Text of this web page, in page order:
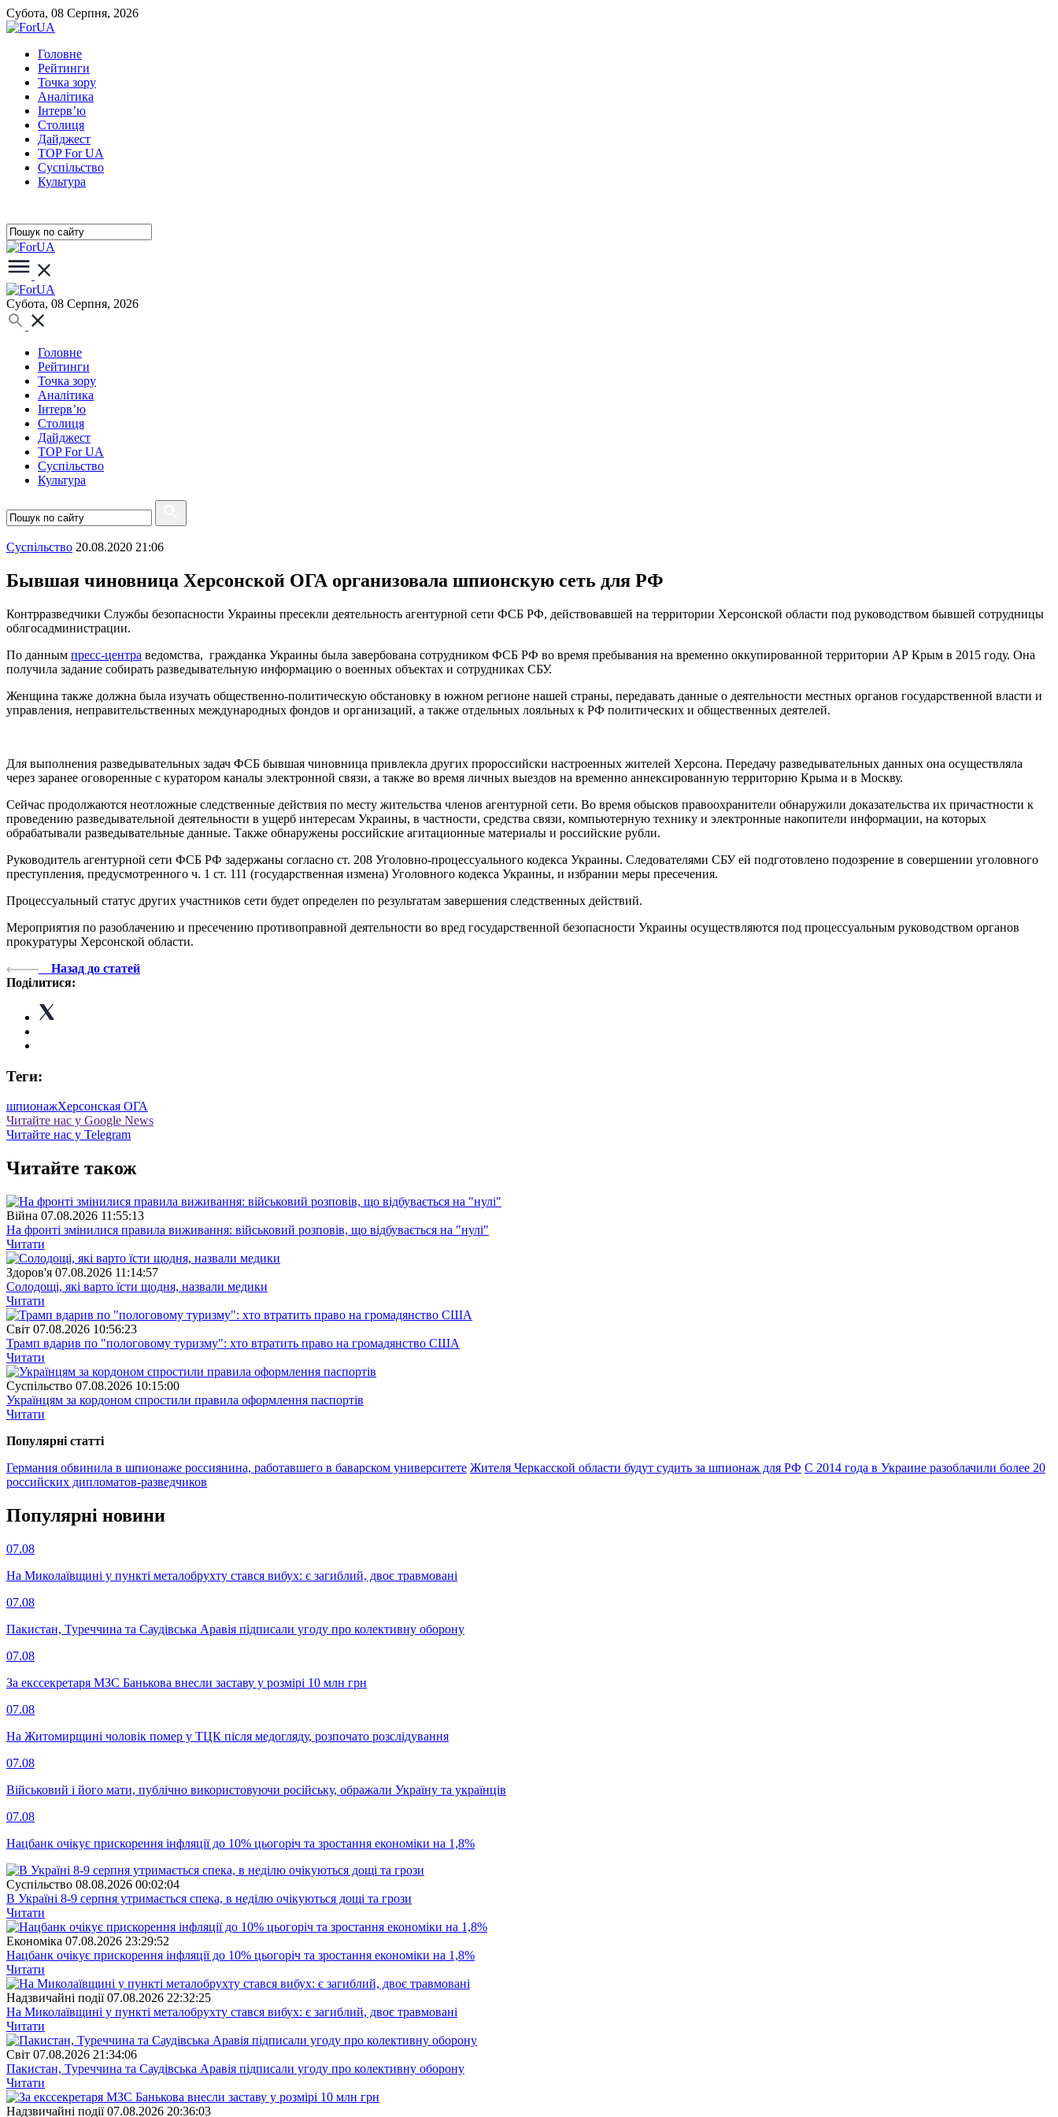
Субота, 08 Серпня, 2026
Головне
Рейтинги
Точка зору
Аналітика
Інтерв’ю
Столиця
Дайджест
TOP For UA
Суспiльство
Культура
Субота, 08 Серпня, 2026
Головне
Рейтинги
Точка зору
Аналітика
Інтерв’ю
Столиця
Дайджест
TOP For UA
Суспiльство
Культура
Суспiльство 20.08.2020 21:06
Бывшая чиновница Херсонской ОГА организовала шпионскую сеть для РФ
Контрразведчики Службы безопасности Украины пресекли деятельность агентурной сети ФСБ РФ, действовавшей на территории Херсонской области под руководством бывшей сотрудницы
облгосадминистрации.
По данным пресс-центра ведомства, гражданка Украины была завербована сотрудником ФСБ РФ во время пребывания на временно оккупированной территории АР Крым в 2015 году. Она
получила задание собирать разведывательную информацию о военных объектах и ​​сотрудниках СБУ.
Женщина также должна была изучать общественно-политическую обстановку в южном регионе нашей страны, передавать данные о деятельности местных органов государственной власти и
управления, неправительственных международных фондов и организаций, а также отдельных лояльных к РФ политических и общественных деятелей.
Для выполнения разведывательных задач ФСБ бывшая чиновница привлекла других пророссийски настроенных жителей Херсона. Передачу разведывательных данных она осуществляла
через заранее оговоренные с куратором каналы электронной связи, а также во время личных выездов на временно аннексированную территорию Крыма и в Москву.
Сейчас продолжаются неотложные следственные действия по месту жительства членов агентурной сети. Во время обысков правоохранители обнаружили доказательства их причастности к
проведению разведывательной деятельности в ущерб интересам Украины, в частности, средства связи, компьютерную технику и электронные накопители информации, на которых
обрабатывали разведывательные данные. Также обнаружены российские агитационные материалы и российские рубли.
Руководитель агентурной сети ФСБ РФ задержаны согласно ст. 208 Уголовно-процессуального кодекса Украины. Следователями СБУ ей подготовлено подозрение в совершении уголовного
преступления, предусмотренного ч. 1 ст. 111 (государственная измена) Уголовного кодекса Украины, и избрании меры пресечения.
Процессуальный статус других участников сети будет определен по результатам завершения следственных действий.
Мероприятия по разоблачению и пресечению противоправной деятельности во вред государственной безопасности Украины осуществляются под процессуальным руководством органов
прокуратуры Херсонской области.
Назад до статей
Поділитися:
Теги:
шпионажХерсонская ОГА
Читайте нас у Google News
Читайте нас у Telegram
Читайте також
Війна 07.08.2026 11:55:13
На фронті змінилися правила виживання: військовий розповів, що відбувається на "нулі"
Читати
Здоров'я 07.08.2026 11:14:57
Солодощі, які варто їсти щодня, назвали медики
Читати
Свiт 07.08.2026 10:56:23
Трамп вдарив по "пологовому туризму": хто втратить право на громадянство США
Читати
Суспiльство 07.08.2026 10:15:00
Українцям за кордоном спростили правила оформлення паспортів
Читати
Популярнi статтi
Германия обвинила в шпионаже россиянина, работавшего в баварском университете Жителя Черкасской области будут судить за шпионаж для РФ С 2014 года в Украине разоблачили более 20
российских дипломатов-разведчиков
Популярнi новини
07.08
На Миколаївщині у пункті металобрухту стався вибух: є загиблий, двоє травмовані
07.08
Пакистан, Туреччина та Саудівська Аравія підписали угоду про колективну оборону
07.08
За екссекретаря МЗС Банькова внесли заставу у розмірі 10 млн грн
07.08
На Житомирщині чоловік помер у ТЦК після медогляду, розпочато розслідування
07.08
Військовий і його мати, публічно використовуючи російську, ображали Україну та українців
07.08
Нацбанк очікує прискорення інфляції до 10% цьогоріч та зростання економіки на 1,8%
Суспiльство 08.08.2026 00:02:04
В Україні 8-9 серпня утримається спека, в неділю очікуються дощі та грози
Читати
Економіка 07.08.2026 23:29:52
Нацбанк очікує прискорення інфляції до 10% цьогоріч та зростання економіки на 1,8%
Читати
Надзвичайні події 07.08.2026 22:32:25
На Миколаївщині у пункті металобрухту стався вибух: є загиблий, двоє травмовані
Читати
Свiт 07.08.2026 21:34:06
Пакистан, Туреччина та Саудівська Аравія підписали угоду про колективну оборону
Читати
Надзвичайні події 07.08.2026 20:36:03